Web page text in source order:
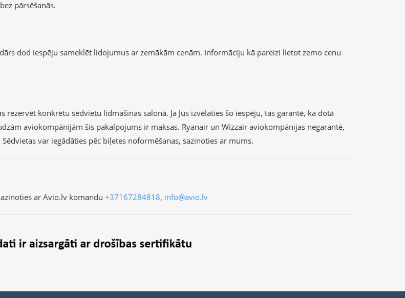
pārsēšanās.
dod iespēju sameklēt lidojumus ar zemākām cenām. Informāciju kā pareizi lietot zemo cenu
konkrētu sēdvietu lidmašīnas salonā. Ja Jūs izvēlaties šo iespēju, tas garantē, ka dotā
aviokompānijām šis pakalpojums ir maksas. Ryanair un Wizzair aviokompānijas negarantē,
var iegādāties pēc biļetes noformēšanas, sazinoties ar mums.
ar Avio.lv komandu +37167284818, info@avio.lv